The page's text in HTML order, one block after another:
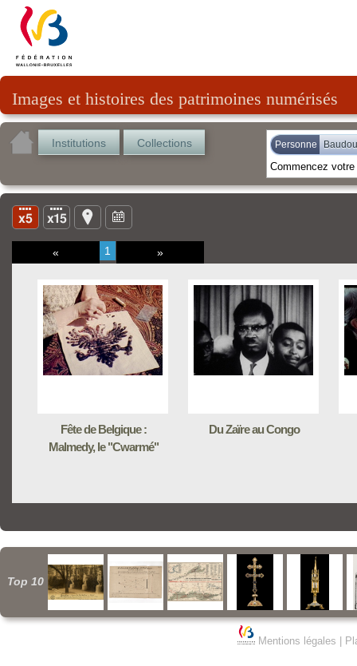
Images et histoires des patrimoines numérisés
Institutions Collections Personne
« 1 »
Fête de Belgique :
Malmedy, le "Cwarmé"
Du Zaïre au Congo
Top 10
Mentions légales